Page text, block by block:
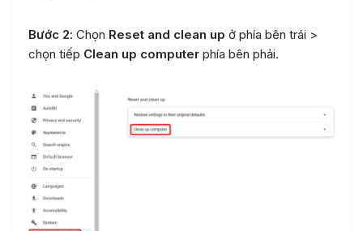
Bước 2: Chọn Reset and clean up ở phía bên trái >
chọn tiếp Clean up computer phía bên phải.